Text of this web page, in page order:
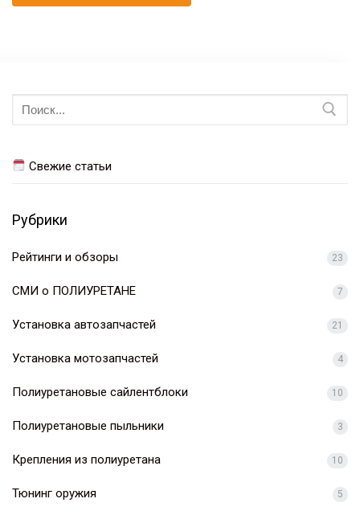
Искать:
Свежие статьи
Рубрики
Рейтинги и обзоры 23
СМИ о ПОЛИУРЕТАНЕ 7
Установка автозапчастей 21
Установка мотозапчастей 4
Полиуретановые сайлентблоки 10
Полиуретановые пыльники 3
Крепления из полиуретана 10
Тюнинг оружия 5